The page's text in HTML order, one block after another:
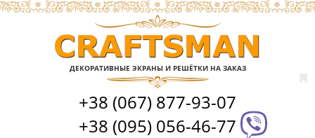
ДЕКОРАТИВНЫЕ ЭКРАНЫ И РЕШЁТКИ НА ЗАКАЗ
+38 (067) 877-93-07
+38 (095) 056-46-77